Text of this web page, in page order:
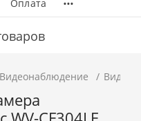
Оплата
Видеонаблюдение